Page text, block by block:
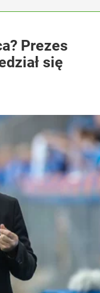
Prezes
się